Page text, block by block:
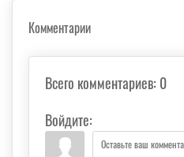
Комментарии
Всего комментариев: 0
Войдите: